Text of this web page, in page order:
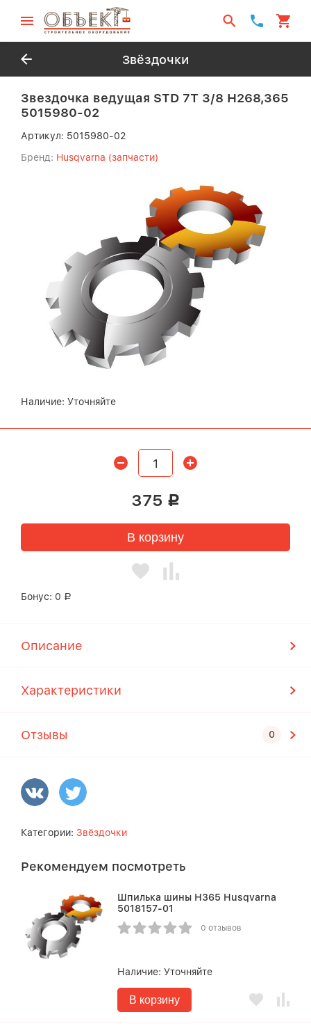
Звёздочки
Звездочка ведущая STD 7Т 3/8 Н268,365
5015980-02
Артикул: 5015980-02
Бренд: Husqvarna (запчасти)
Наличие: Уточняйте
375 Р
В корзину
Бонус: 0 Р
Описание
Характеристики
Отзывы
Категории: Звёздочки
Рекомендуем посмотреть
Шпилька шины Н365 Husqvarna
5018157-01
0 отзывов
Наличие:Уточняйте
В корзину